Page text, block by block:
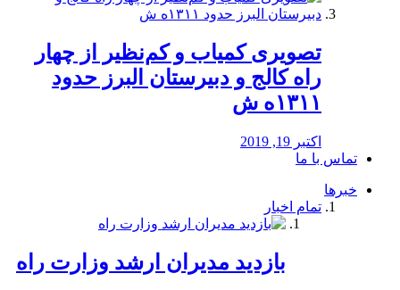
️تصویری کمیاب و کم‌نظیر از چهار
راه كالج و دبيرستان البرز حدود
۱۳۱۱ه ش
اکتبر 19, 2019
تماس با ما
خبرها
تمام اخبار
بازدید مدیران ارشد وزارت راه